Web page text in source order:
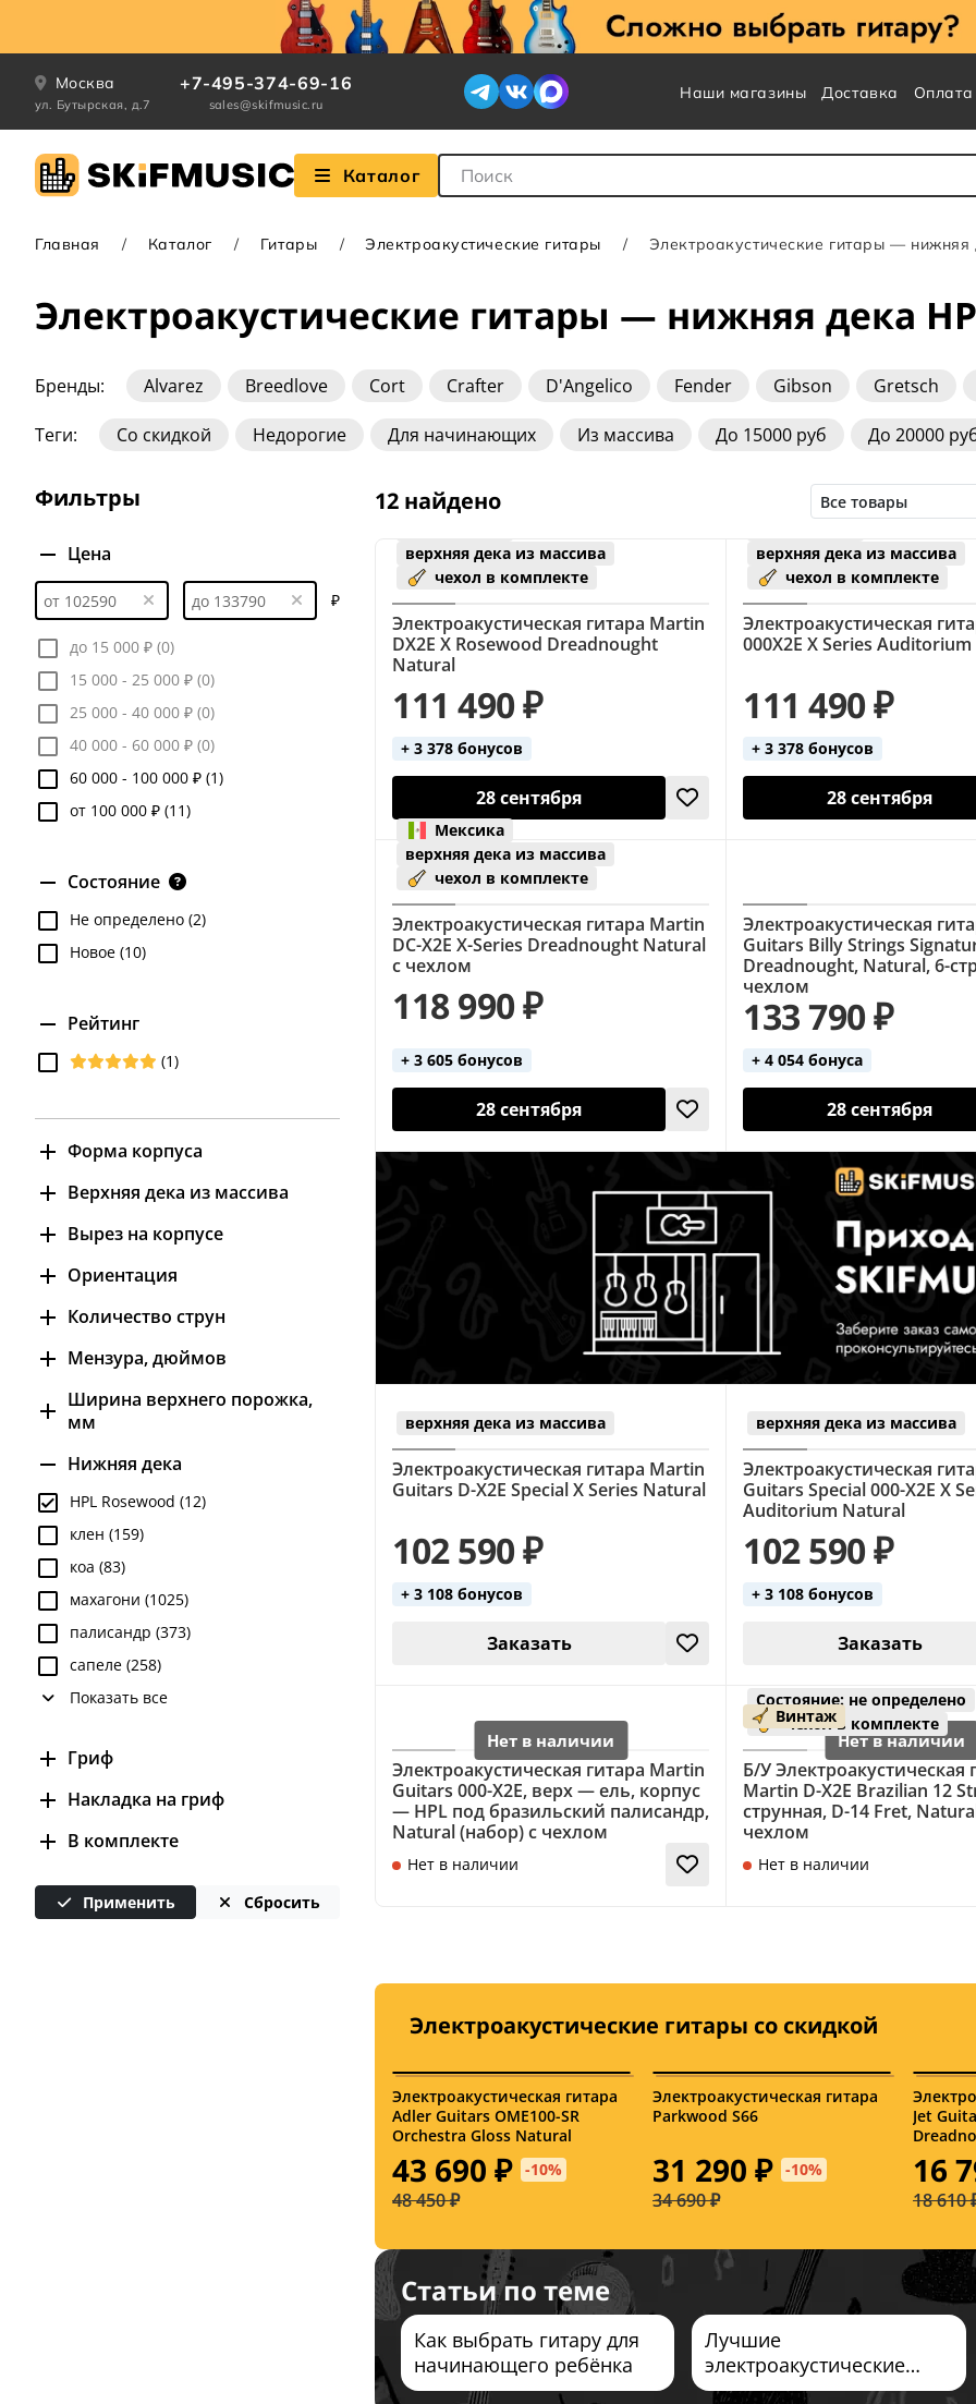
Москва
ул. Бутырская, д.7
+7-495-374-69-16
sales@skifmusic.ru
Наши магазины Доставка Оплата
Каталог Поле для Поиска
Главная Каталог Гитары Электроакустические гитары Электроакустические гитары —
Электроакустические гитары — нижняя дека
Бренды: Alvarez Breedlove Cort Crafter D'Angelico Fender Gibson Gretsch
Lava
Martin Ovation Sigma Takamine Taylor Washburn Yamaha
Теги: Со скидкой Недорогие Для начинающих Из массива До 15000 руб До 20000
Фильтры
Цена
₽
до 15 000 ₽ (0)
15 000 - 25 000 ₽ (0)
25 000 - 40 000 ₽ (0)
40 000 - 60 000 ₽ (0)
60 000 - 100 000 ₽ (1)
от 100 000 ₽ (11)
Состояние
Не определено (2)
Новое (10)
Рейтинг
(1)
Форма корпуса
Auditorium (3)
Верхняя дека из массива
да (7)
Вырез на корпусе
есть (1)
Ориентация
под левую руку (1)
под правую руку (11)
Количество струн
6 (9)
Мензура, дюймов
23 (1)
24.9 (3)
25 (2)
25.4 (6)
Ширина верхнего порожка,
мм
43 (4)
43.7 (1)
44.45 (1)
44.5 (3)
Нижняя дека
HPL Rosewood (12)
клен (159)
коа (83)
махагони (1025)
палисандр (373)
сапеле (258)
Показать все
Гриф
Hardwood (8)
Накладка на гриф
Hardwood (4)
ричлайт (5)
В комплекте
медиаторы (1)
Применить Сбросить
12 найдено
Электроакустическая гитара Martin
DX2E X Rosewood Dreadnought
Natural
верхняя дека из массива
чехол в комплекте
111 490 ₽
+ 3 378 бонусов
28 сентября
Электроакустическая
000X2E X Series
верхняя дека из массива
чехол в комплекте
111 490 ₽
+ 3 378 бонусов
28 сентября
Электроакустическая гитара Martin
DC-X2E X-Series Dreadnought Natural
с чехлом
Мексика
верхняя дека из массива
чехол в комплекте
118 990 ₽
+ 3 605 бонусов
28 сентября
Электроакустическая
Guitars Billy Strings
Dreadnought, Natural, 6-
чехлом
133 790 ₽
+ 4 054 бонуса
28 сентября
Электроакустическая гитара Martin
Guitars D-X2E Special X Series Natural
верхняя дека из массива
102 590 ₽
+ 3 108 бонусов
Заказать
Электроакустическая
Guitars Special 000-X2E X
Auditorium Natural
верхняя дека из массива
102 590 ₽
+ 3 108 бонусов
Заказать
Электроакустическая гитара Martin
Guitars 000-X2E, верх — ель, корпус
— HPL под бразильский палисандр,
Natural (набор) с чехлом
Нет в наличии
Винтаж
Б/У Электроакустическая
Martin D-X2E Brazilian 12
струнная, D-14 Fret,
чехлом
Состояние: не определено
чехол в комплекте
Нет в наличии
Электроакустические гитары со скидкой
Электроакустическая гитара
Adler Guitars OME100-SR
Orchestra Gloss Natural
43 690 ₽ -10%
48 450 ₽
Электроакустическая гитара
Parkwood S66
31 290 ₽ -10%
34 690 ₽
Jet
Natural
16
18 610
Статьи по теме
Как выбрать гитару для
начинающего ребёнка
Лучшие
электроакустические
гитары 2026